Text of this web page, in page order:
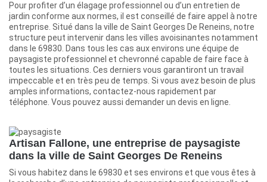
Pour profiter d’un élagage professionnel ou d’un entretien de
jardin conforme aux normes, il est conseillé de faire appel à notre
entreprise. Situé dans la ville de Saint Georges De Reneins, notre
structure peut intervenir dans les villes avoisinantes notamment
dans le 69830. Dans tous les cas aux environs une équipe de
paysagiste professionnel et chevronné capable de faire face à
toutes les situations. Ces derniers vous garantiront un travail
impeccable et en très peu de temps. Si vous avez besoin de plus
amples informations, contactez-nous rapidement par
téléphone. Vous pouvez aussi demander un devis en ligne.
Artisan Fallone, une entreprise de paysagiste
dans la ville de Saint Georges De Reneins
Si vous habitez dans le 69830 et ses environs et que vous êtes à